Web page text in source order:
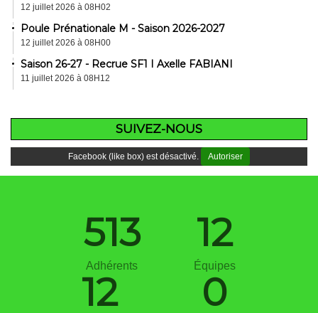
12 juillet 2026 à 08H02
Poule Prénationale M - Saison 2026-2027
12 juillet 2026 à 08H00
Saison 26-27 - Recrue SF1 I Axelle FABIANI
11 juillet 2026 à 08H12
SUIVEZ-NOUS
Facebook (like box) est désactivé. Autoriser
513
Adhérents
12
Équipes
12 0